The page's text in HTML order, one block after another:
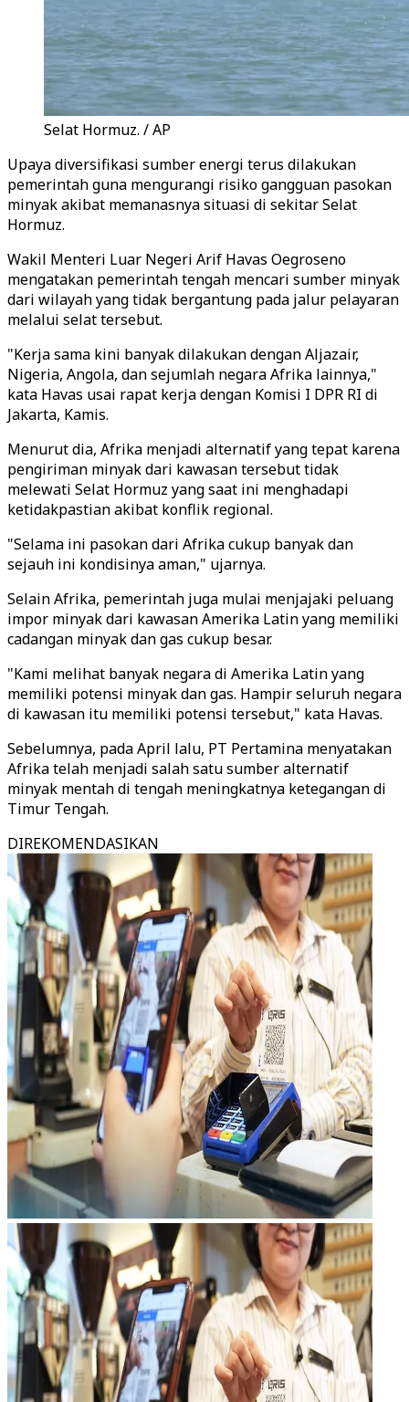
Selat Hormuz. / AP
Upaya diversifikasi sumber energi terus dilakukan
pemerintah guna mengurangi risiko gangguan pasokan
minyak akibat memanasnya situasi di sekitar Selat
Hormuz.
Wakil Menteri Luar Negeri Arif Havas Oegroseno
mengatakan pemerintah tengah mencari sumber minyak
dari wilayah yang tidak bergantung pada jalur pelayaran
melalui selat tersebut.
"Kerja sama kini banyak dilakukan dengan Aljazair,
Nigeria, Angola, dan sejumlah negara Afrika lainnya,"
kata Havas usai rapat kerja dengan Komisi I DPR RI di
Jakarta, Kamis.
Menurut dia, Afrika menjadi alternatif yang tepat karena
pengiriman minyak dari kawasan tersebut tidak
melewati Selat Hormuz yang saat ini menghadapi
ketidakpastian akibat konflik regional.
"Selama ini pasokan dari Afrika cukup banyak dan
sejauh ini kondisinya aman," ujarnya.
Selain Afrika, pemerintah juga mulai menjajaki peluang
impor minyak dari kawasan Amerika Latin yang memiliki
cadangan minyak dan gas cukup besar.
"Kami melihat banyak negara di Amerika Latin yang
memiliki potensi minyak dan gas. Hampir seluruh negara
di kawasan itu memiliki potensi tersebut," kata Havas.
Sebelumnya, pada April lalu, PT Pertamina menyatakan
Afrika telah menjadi salah satu sumber alternatif
minyak mentah di tengah meningkatnya ketegangan di
Timur Tengah.
DIREKOMENDASIKAN